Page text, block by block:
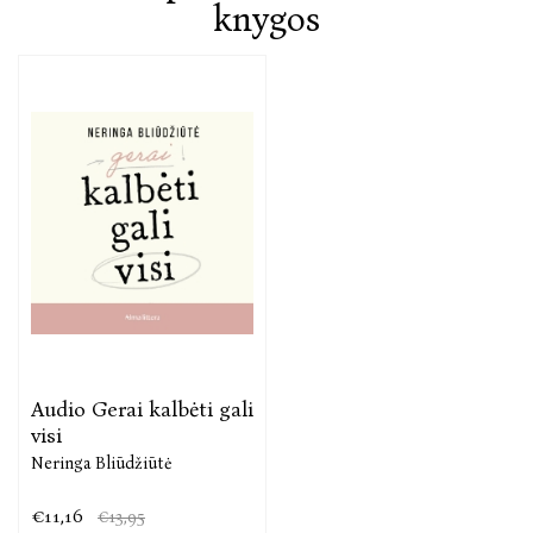
kortelėse nurodytus žingsnius, darykite pratimus ir
pamažu sukursite savo pristatymą. Nuo pirmos
minties apie „ką pasakyti?“, savipagalbos prieš
susitikimą ar sceną iki savijautos po pasirodymo. Jei
tenka kalbėti kitiems, bet nesijaučiate tvirtai – šios
kortelės padės įvairiose profesinėse ar asmeninėse
situacijose.
knygos
Audio Gerai kalbėti gali
visi
Neringa Bliūdžiūtė
€11,16 €13,95